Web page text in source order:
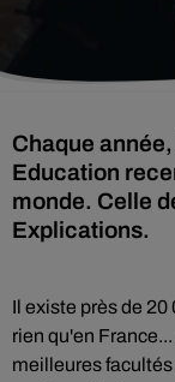
Chaque
Education
monde. Celle
Explications.
Il existe près de
rien qu'en
meilleures